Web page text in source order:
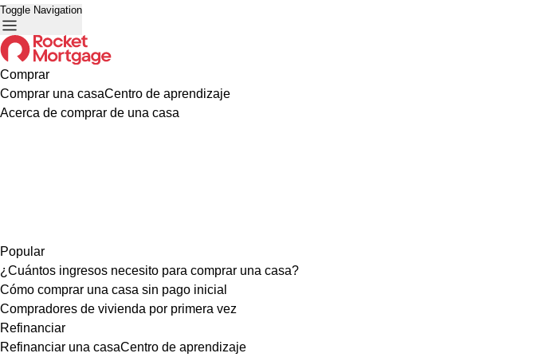
Toggle Navigation
Comprar
Comprar una casaCentro de aprendizaje
Acerca de comprar de una casa
Popular
¿Cuántos ingresos necesito para comprar una casa?
Cómo comprar una casa sin pago inicial
Compradores de vivienda por primera vez
Refinanciar
Refinanciar una casaCentro de aprendizaje